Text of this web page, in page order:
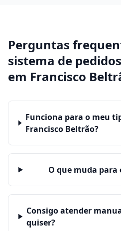
Perguntas
sistema de
em Francisco
Funciona para o meu
Francisco Beltrão?
O que muda para
Consigo atender
quiser?